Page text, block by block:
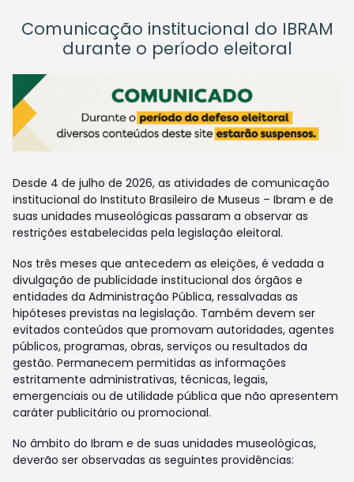
Comunicação institucional do IBRAM
durante o período eleitoral
Desde 4 de julho de 2026, as atividades de comunicação
institucional do Instituto Brasileiro de Museus – Ibram e de
suas unidades museológicas passaram a observar as
restrições estabelecidas pela legislação eleitoral.
Nos três meses que antecedem as eleições, é vedada a
divulgação de publicidade institucional dos órgãos e
entidades da Administração Pública, ressalvadas as
hipóteses previstas na legislação. Também devem ser
evitados conteúdos que promovam autoridades, agentes
públicos, programas, obras, serviços ou resultados da
gestão. Permanecem permitidas as informações
estritamente administrativas, técnicas, legais,
emergenciais ou de utilidade pública que não apresentem
caráter publicitário ou promocional.
No âmbito do Ibram e de suas unidades museológicas,
deverão ser observadas as seguintes providências: